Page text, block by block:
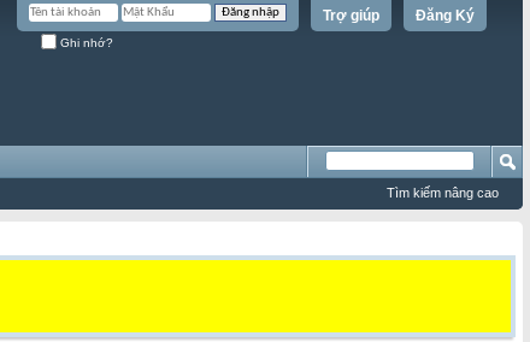
Đăng Ký
Trợ giúp
Ghi nhớ?
Tìm kiếm nâng cao